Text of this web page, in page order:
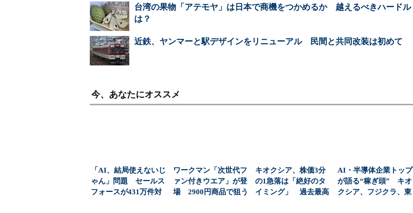
台湾の果物「アテモヤ」は日本で商機をつかめるか 越えるべきハードル
は？
近鉄、ヤンマーと駅デザインをリニューアル 民間と共同改装は初めて
今、あなたにオススメ
「AI、結局使えないじ
ゃん」問題 セールス
フォースが431万件対
ワークマン「次世代フ
ァン付きウエア」が登
場 2900円商品で狙う
キオクシア、株価3分
の1急落は「絶好のタ
イミング」 過去最高
AI・半導体企業トップ
が語る“稼ぎ頭” キオ
クシア、フジクラ、東